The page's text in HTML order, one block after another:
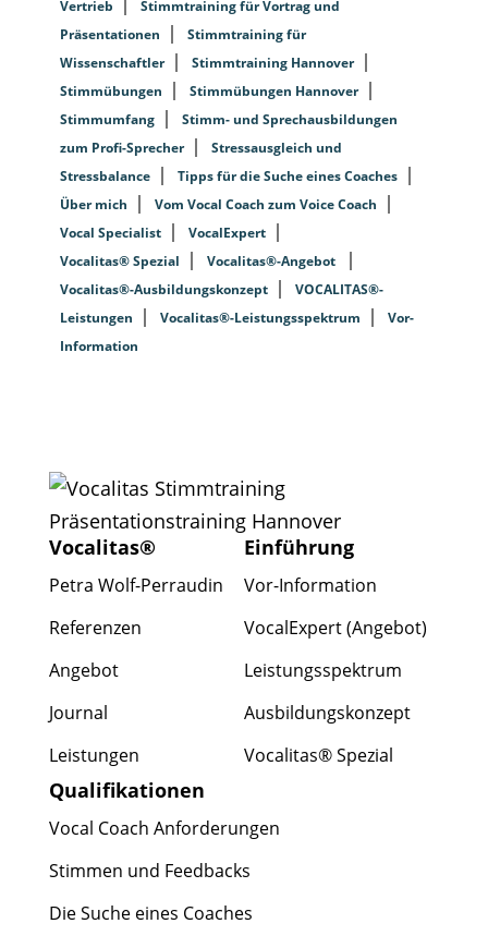
Vertrieb
Stimmtraining für Vortrag und
Präsentationen
Stimmtraining für
Wissenschaftler
Stimmtraining Hannover
Stimmübungen
Stimmübungen Hannover
Stimmumfang
Stimm- und Sprechausbildungen
zum Profi-Sprecher
Stressausgleich und
Stressbalance
Tipps für die Suche eines Coaches
Über mich
Vom Vocal Coach zum Voice Coach
Vocal Specialist
VocalExpert
Vocalitas® Spezial
Vocalitas®-Angebot
Vocalitas®-Ausbildungskonzept
VOCALITAS®-
Leistungen
Vocalitas®-Leistungsspektrum
Vor-
Information
Vocalitas®
Petra Wolf-Perraudin
Referenzen
Angebot
Journal
Leistungen
Einführung
Vor-Information
VocalExpert (Angebot)
Leistungsspektrum
Ausbildungskonzept
Vocalitas® Spezial
Qualifikationen
Vocal Coach Anforderungen
Stimmen und Feedbacks
Die Suche eines Coaches